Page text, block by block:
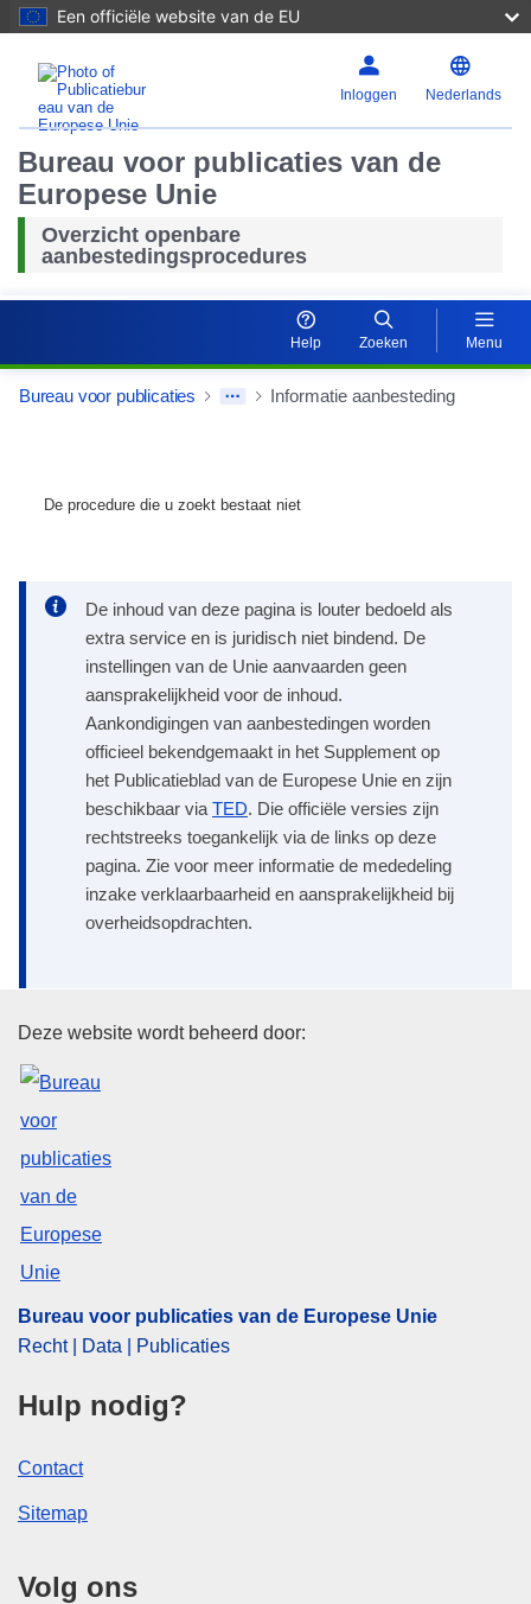
Een officiële website van de EU
Inloggen Nederlands
Bureau voor publicaties van de
Europese Unie
Overzicht openbare
aanbestedingsprocedures
Help Zoeken Menu
Bureau voor publicaties Informatie aanbesteding
De procedure die u zoekt bestaat niet
De inhoud van deze pagina is louter bedoeld als
extra service en is juridisch niet bindend. De
instellingen van de Unie aanvaarden geen
aansprakelijkheid voor de inhoud.
Aankondigingen van aanbestedingen worden
officieel bekendgemaakt in het Supplement op
het Publicatieblad van de Europese Unie en zijn
beschikbaar via TED. Die officiële versies zijn
rechtstreeks toegankelijk via de links op deze
pagina. Zie voor meer informatie de mededeling
inzake verklaarbaarheid en aansprakelijkheid bij
overheidsopdrachten.
Bureau voor publicaties van de
Deze website wordt beheerd door:
Bureau voor publicaties van de Europese Unie
Recht | Data | Publicaties
Hulp nodig?
Contact
Sitemap
Volg ons